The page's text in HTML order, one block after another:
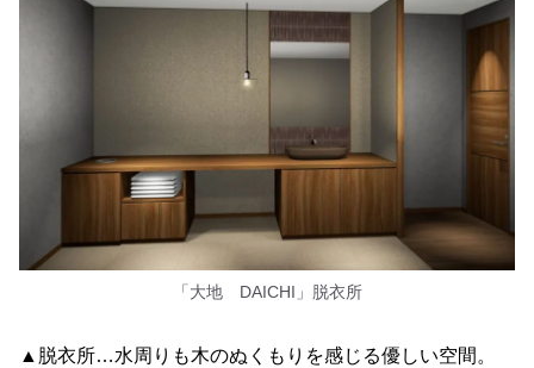
「大地 DAICHI」脱衣所
▲脱衣所…水周りも木のぬくもりを感じる優しい空間。